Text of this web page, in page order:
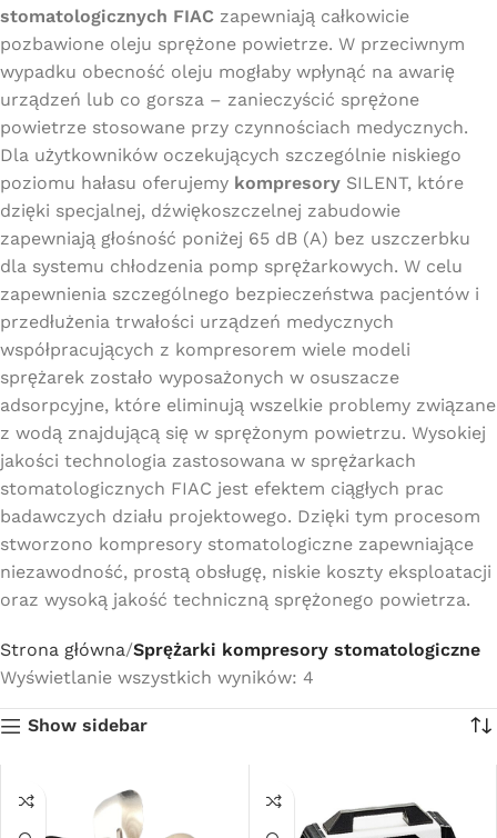
stomatologicznych FIAC zapewniają całkowicie
pozbawione oleju sprężone powietrze. W przeciwnym
wypadku obecność oleju mogłaby wpłynąć na awarię
urządzeń lub co gorsza – zanieczyścić sprężone
powietrze stosowane przy czynnościach medycznych.
Dla użytkowników oczekujących szczególnie niskiego
poziomu hałasu oferujemy kompresory SILENT, które
dzięki specjalnej, dźwiękoszczelnej zabudowie
zapewniają głośność poniżej 65 dB (A) bez uszczerbku
dla systemu chłodzenia pomp sprężarkowych. W celu
zapewnienia szczególnego bezpieczeństwa pacjentów i
przedłużenia trwałości urządzeń medycznych
współpracujących z kompresorem wiele modeli
sprężarek zostało wyposażonych w osuszacze
adsorpcyjne, które eliminują wszelkie problemy związane
z wodą znajdującą się w sprężonym powietrzu. Wysokiej
jakości technologia zastosowana w sprężarkach
stomatologicznych FIAC jest efektem ciągłych prac
badawczych działu projektowego. Dzięki tym procesom
stworzono kompresory stomatologiczne zapewniające
niezawodność, prostą obsługę, niskie koszty eksploatacji
oraz wysoką jakość techniczną sprężonego powietrza.
Strona główna Sprężarki kompresory stomatologiczne
Wyświetlanie wszystkich wyników: 4
Show sidebar